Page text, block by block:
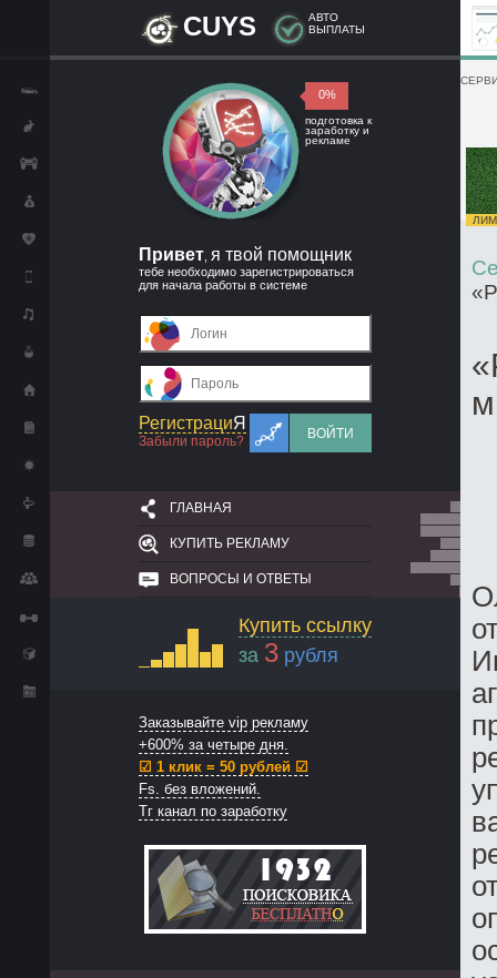
CUYS
АВТО
ВЫПЛАТЫ
0%
подготовка к
заработку и
рекламе
Привет я твой помощник
тебе необходимо зарегистрироваться
для начала работы в системе
РегистрациЯ
Забыли пароль?
ВОЙТИ
ГЛАВНАЯ
КУПИТЬ РЕКЛАМУ
ВОПРОСЫ И ОТВЕТЫ
Купить ссылку
за 3 рубля
Заказывайте vip рекламу
+600% за четыре дня.
☑ 1 клик = 50 рублей ☑
Fs. без вложений.
Тг канал по заработку